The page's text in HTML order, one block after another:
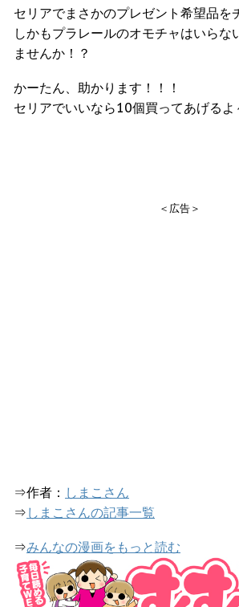
セリアでまさかのプレゼント希望品を
しかもプラレールのオモチャはいらな
ませんか！？
かーたん、助かります！！！
セリアでいいなら10個買ってあげるよ
＜広告＞
⇒作者： しまこさん
⇒ しまこさんの記事一覧
⇒みんなの漫画をもっと読む